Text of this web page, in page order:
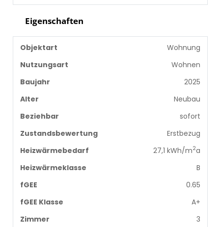
Eigenschaften
Objektart
Wohnung
Nutzungsart
Wohnen
Baujahr
2025
Alter
Neubau
Beziehbar
sofort
Zustandsbewertung
Erstbezug
Heizwärmebedarf
27,1 kWh/m2a
Heizwärmeklasse
B
fGEE
0.65
fGEE Klasse
A+
Zimmer
3